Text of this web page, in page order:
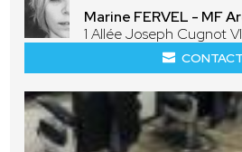
Marine FERVEL - MF
1 Allée Joseph Cugnot